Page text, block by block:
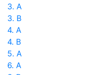
3. A
3. B
4. A
4. B
5. A
6. A